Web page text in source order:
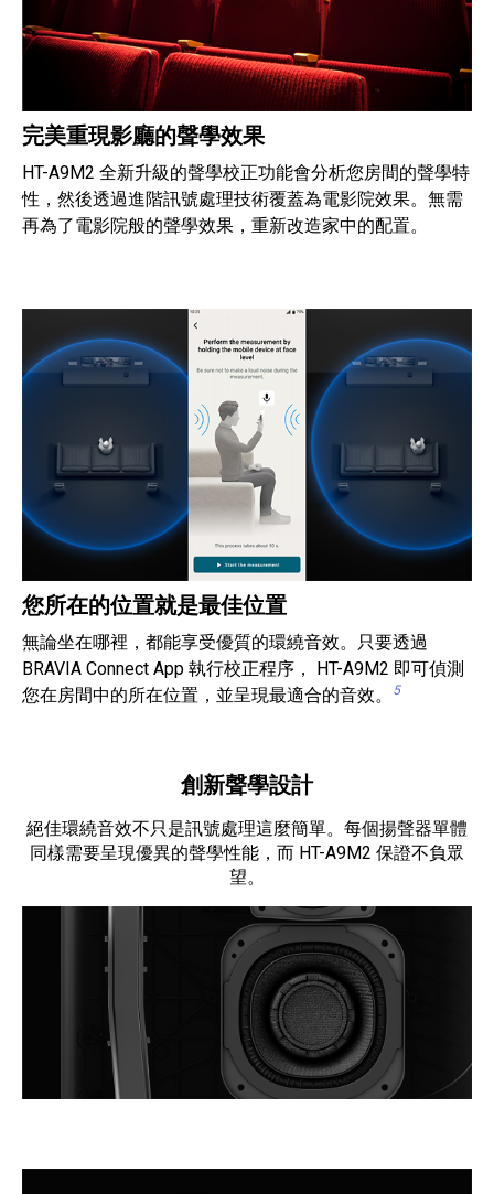
完美重現影廳的聲學效果
HT-A9M2 全新升級的聲學校正功能會分析您房間的聲學特
性，然後透過進階訊號處理技術覆蓋為電影院效果。無需
再為了電影院般的聲學效果，重新改造家中的配置。
您所在的位置就是最佳位置
無論坐在哪裡，都能享受優質的環繞音效。只要透過
BRAVIA Connect App 執行校正程序， HT-A9M2 即可偵測
您在房間中的所在位置，並呈現最適合的音效。
5
創新聲學設計
絕佳環繞音效不只是訊號處理這麼簡單。每個揚聲器單體
同樣需要呈現優異的聲學性能，而 HT-A9M2 保證不負眾
望。